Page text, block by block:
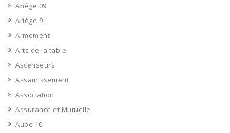
Ariège 09
Ariège 9
Armement
Arts de la table
Ascenseurs
Assainissement
Association
Assurance et Mutuelle
Aube 10